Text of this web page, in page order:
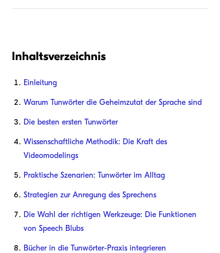
Inhaltsverzeichnis
Einleitung
Warum Tunwörter die Geheimzutat der Sprache sind
Die besten ersten Tunwörter
Wissenschaftliche Methodik: Die Kraft des
Videomodelings
Praktische Szenarien: Tunwörter im Alltag
Strategien zur Anregung des Sprechens
Die Wahl der richtigen Werkzeuge: Die Funktionen
von Speech Blubs
Bücher in die Tunwörter-Praxis integrieren